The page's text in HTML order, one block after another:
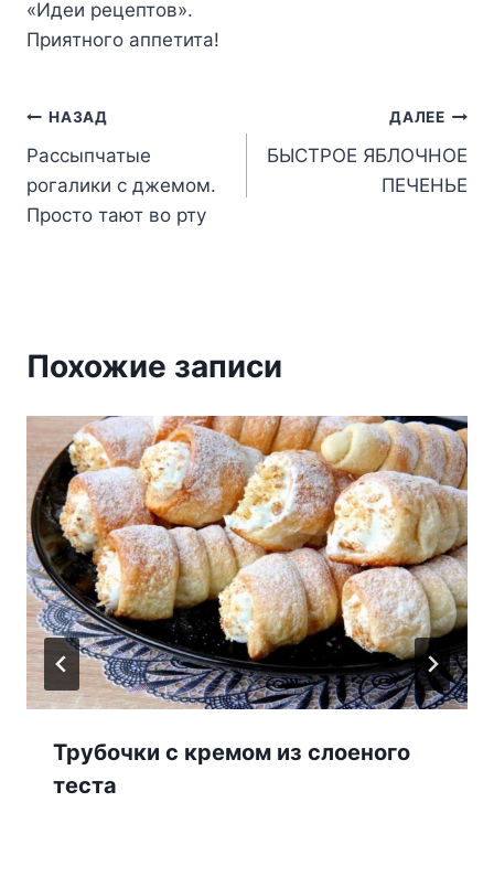
«Идeи peцeптoв».
Пpиятнoгo aппeтитa!
Навигация
по
записям
НАЗАД
Рассыпчатые
рогалики с джемом.
Просто тают во рту
ДАЛЕЕ
БЫСТРОЕ ЯБЛОЧНОЕ
ПЕЧЕНЬЕ
Похожие записи
Трубочки с кремом из слоеного
теста